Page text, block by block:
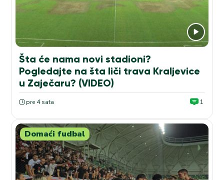
Šta će nama novi stadioni?
Pogledajte na šta liči trava Kraljevice
u Zaječaru? (VIDEO)
pre 4 sata 1
Domaći fudbal